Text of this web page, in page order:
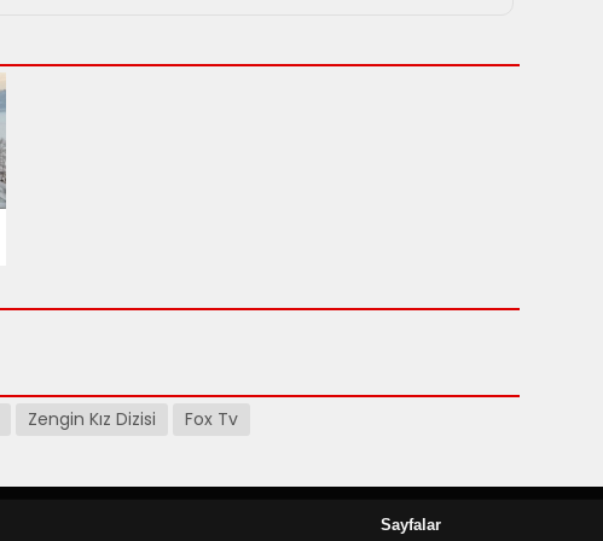
Zengin Kız Dizisi Fox Tv
Sayfalar